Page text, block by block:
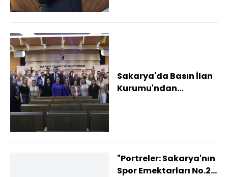
Sakarya'da Basın İlan
Kurumu'ndan
"Portreler: Sakarya'nın
Spor Emektarları No.2"